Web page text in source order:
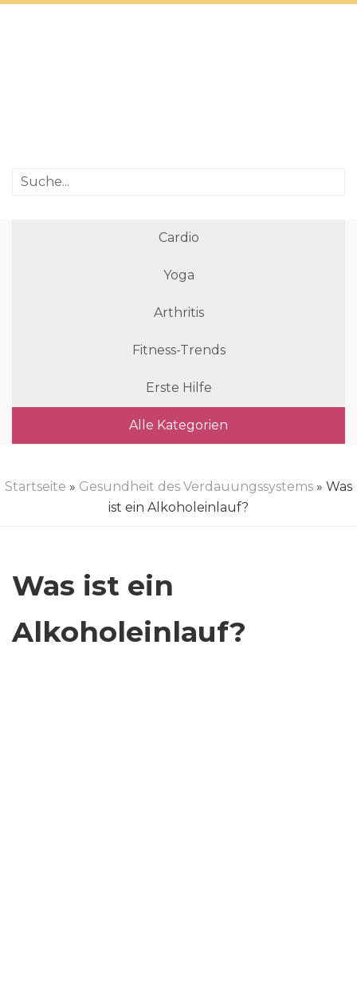
Cardio
Yoga
Arthritis
Fitness-Trends
Erste Hilfe
Alle Kategorien
Startseite » Gesundheit des Verdauungssystems » Was
ist ein Alkoholeinlauf?
Was ist ein
Alkoholeinlauf?